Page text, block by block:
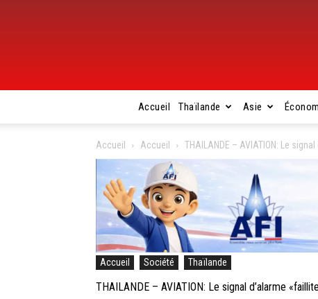
Accueil Thaïlande Asie
Accueil Accueil THAILANDE – AVIATION: Le
Accueil Société Thaïlande
THAILANDE – AVIATION: Le signal d’alarme